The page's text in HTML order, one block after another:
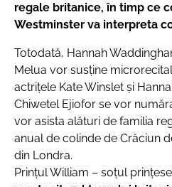
regale britanice, în timp ce
Westminster va interpreta
Totodată, Hannah
Melua vor susține
actrițele Kate Winslet și
Chiwetel Ejiofor se vor
vor asista alături de familia
anual de colinde de Crăciun
din Londra.
Prințul William – soțul